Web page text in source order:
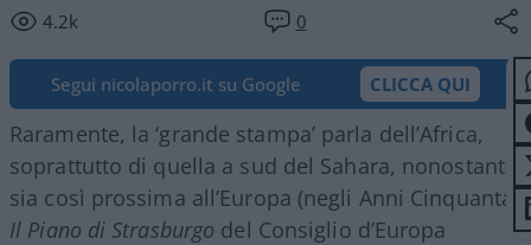
4.2k 0
Segui nicolaporro.it su Google CLICCA QUI
Raramente, la ‘grande stampa’ parla dell’Africa,
soprattutto di quella a sud del Sahara, nonostante
sia così prossima all’Europa (negli Anni Cinquanta
Il Piano di Strasburgo del Consiglio d’Europa